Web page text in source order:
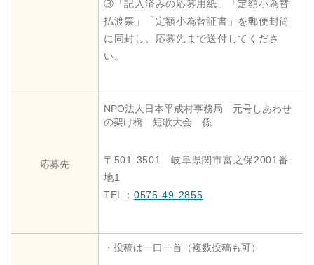
③「記入済みの応募用紙」「定額小為替
払渡票」「定額小為替証書」を郵便封筒
に同封し、応募先まで送付してくださ
い。
応募先
NPO法人日本平成村事務局 元号しあわせ
の架け橋 短歌大会 係
〒501-3501 岐阜県関市富之保2001番
地1
TEL： 0575-49-2855
・投稿は一口一首（複数投稿も可）